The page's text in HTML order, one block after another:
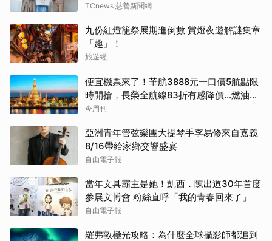
TCnews 慈善新聞網
九份紅燈籠祭展期進倒數 賞燈夜遊解謎集章
「趣」！
旅遊經
便宜機票來了！華航3888元一口價5航點限
時開搶，長榮全航線83折有感降價…燃油稅
8/9調漲早買早省
今周刊
亞洲青年管弦樂團大提琴手李易修來自嘉義
8/16帶給家鄉交響盛宴
自由電子報
當年文具霸主是她！凱西．陳出道30年首度
參展文博會 粉絲直呼「我的青春回來了」
自由電子報
羅弗敦極光攻略：為什麼全球攝影師都追到